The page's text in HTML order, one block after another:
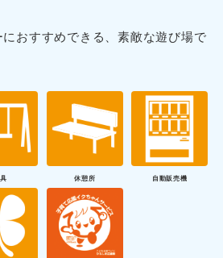
おすすめできる、素敵な遊び場で
休憩所 自動販売機